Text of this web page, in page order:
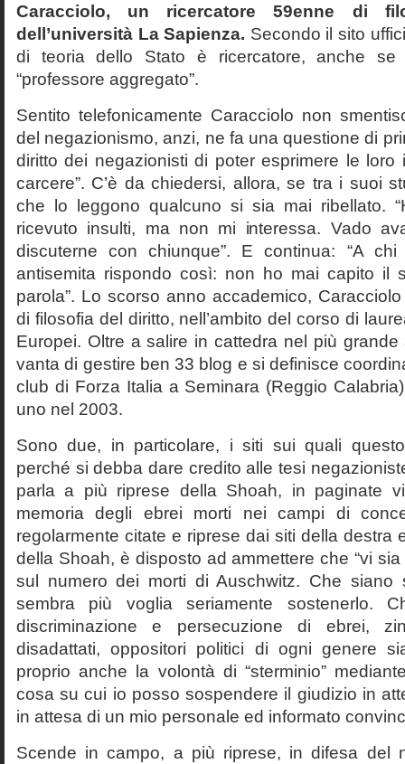
Caracciolo, un ricercatore 59enne di
dell’università La Sapienza. Secondo il sito
di teoria dello Stato è ricercatore, anche
“professore aggregato”.
Sentito telefonicamente Caracciolo non
del negazionismo, anzi, ne fa una questione di
diritto dei negazionisti di poter esprimere le loro
carcere”. C’è da chiedersi, allora, se tra i suoi
che lo leggono qualcuno si sia mai ribellato.
ricevuto insulti, ma non mi interessa. Vado
discuterne con chiunque”. E continua: “A
antisemita rispondo così: non ho mai capito il
parola”. Lo scorso anno accademico,
di filosofia del diritto, nell’ambito del corso di
Europei. Oltre a salire in cattedra nel più grande
vanta di gestire ben 33 blog e si definisce
club di Forza Italia a Seminara (Reggio
uno nel 2003.
Sono due, in particolare, i siti sui quali
perché si debba dare credito alle tesi
parla a più riprese della Shoah, in paginate
memoria degli ebrei morti nei campi di
regolarmente citate e riprese dai siti della destra
della Shoah, è disposto ad ammettere che “vi
sul numero dei morti di Auschwitz. Che siano
sembra più voglia seriamente sostenerlo.
discriminazione e persecuzione di ebrei,
disadattati, oppositori politici di ogni genere
proprio anche la volontà di “sterminio”
cosa su cui io posso sospendere il giudizio in
in attesa di un mio personale ed informato
Scende in campo, a più riprese, in difesa del